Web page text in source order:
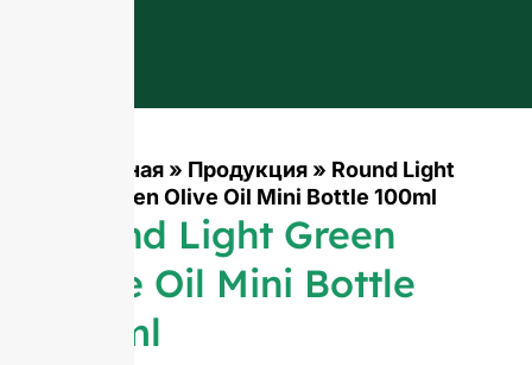
Главная» Продукция» Round Light
Green Olive Oil Mini Bottle 100ml
Round Light Green
Olive Oil Mini Bottle
100ml